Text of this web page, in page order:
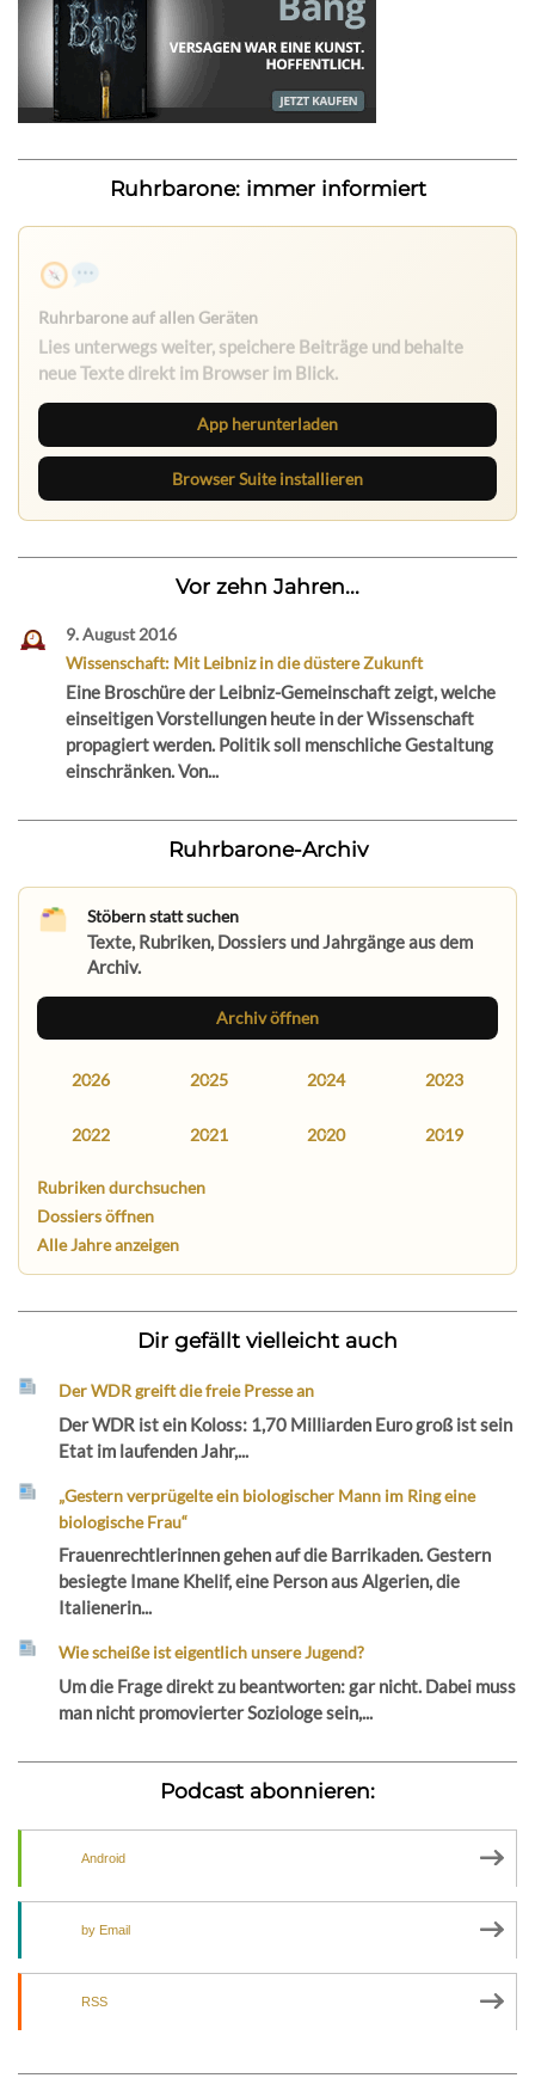
Ruhrbarone: immer informiert
Ruhrbarone auf allen Geräten
Lies unterwegs weiter, speichere Beiträge und behalte
neue Texte direkt im Browser im Blick.
App herunterladen
Browser Suite installieren
Vor zehn Jahren...
9. August 2016
Wissenschaft: Mit Leibniz in die düstere Zukunft
Eine Broschüre der Leibniz-Gemeinschaft zeigt, welche
einseitigen Vorstellungen heute in der Wissenschaft
propagiert werden. Politik soll menschliche Gestaltung
einschränken. Von...
Ruhrbarone-Archiv
Stöbern statt suchen
Texte, Rubriken, Dossiers und Jahrgänge aus dem
Archiv.
Archiv öffnen
2026 2025 2024 2023
2022 2021 2020 2019
Rubriken durchsuchen
Dossiers öffnen
Alle Jahre anzeigen
Dir gefällt vielleicht auch
Der WDR greift die freie Presse an
Der WDR ist ein Koloss: 1,70 Milliarden Euro groß ist sein
Etat im laufenden Jahr,...
„Gestern verprügelte ein biologischer Mann im Ring eine
biologische Frau“
Frauenrechtlerinnen gehen auf die Barrikaden. Gestern
besiegte Imane Khelif, eine Person aus Algerien, die
Italienerin...
Wie scheiße ist eigentlich unsere Jugend?
Um die Frage direkt zu beantworten: gar nicht. Dabei muss
man nicht promovierter Soziologe sein,...
Podcast abonnieren:
Android
by Email
RSS